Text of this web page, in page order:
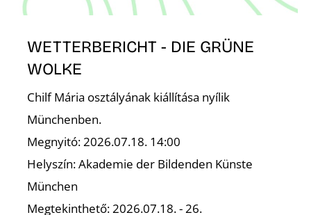
WETTERBERICHT - DIE GRÜNE
WOLKE
Chilf Mária osztályának kiállítása nyílik
Münchenben.
Megnyitó: 2026.07.18. 14:00
Helyszín: Akademie der Bildenden Künste
München
Megtekinthető: 2026.07.18. - 26.